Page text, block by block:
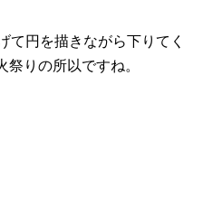
て円を描きながら下りてく
りの所以ですね。